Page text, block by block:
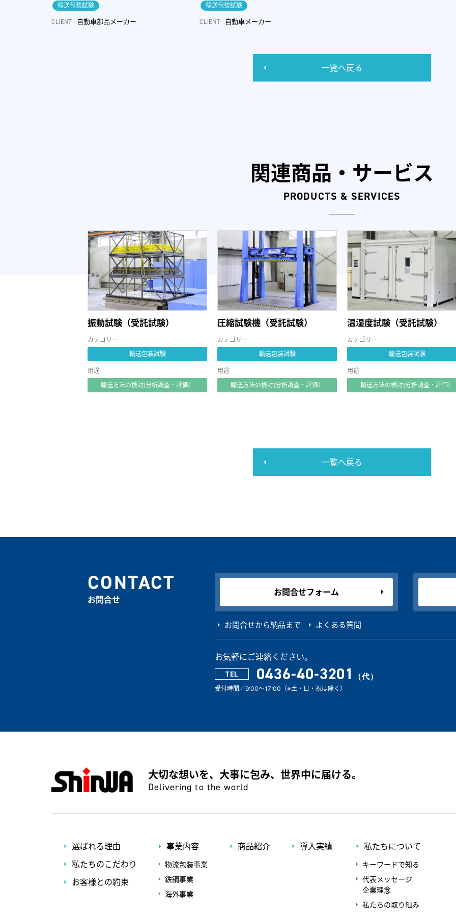
輸送包装試験
CLIENT 自動車部品メーカー
輸送包装試験
CLIENT 自動車メーカー
一覧へ戻る
関連商品・サービス
PRODUCTS & SERVICES
振動試験（受託試験）
カテゴリー
輸送包装試験
用途
輸送方法の検討(分析調査・評価）
圧縮試験機（受託試験）
カテゴリー
輸送包装試験
用途
輸送方法の検討(分析調査・評価）
温湿度試験（受託試験）
カテゴリー
輸送包装試験
用途
輸送方法の検討(分析調査・評価）
一覧へ戻る
CONTACT
お問合せ
お問合せフォーム
お問合せから納品まで よくある質問
お気軽にご連絡ください。
TEL 0436-40-3201
受付時間／9:00～17:00（※土・日・祝は除く）
大切な想いを、大事に包み、世界中に届ける。
Delivering to the world
選ばれる理由
私たちのこだわり
お客様との約束
事業内容
物流包装事業
鉄鋼事業
海外事業
商品紹介 導入実績 私たちについて
キーワードで知る
代表メッセージ
企業理念
私たちの取り組み